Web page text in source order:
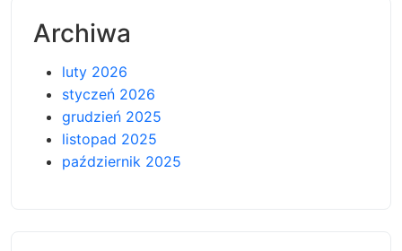
Archiwa
luty 2026
styczeń 2026
grudzień 2025
listopad 2025
październik 2025